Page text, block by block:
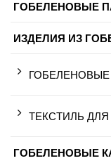
ГОБЕЛЕНОВЫЕ
ИЗДЕЛИЯ ИЗ
ТЕКСТИЛЬ
ГОБЕЛЕНОВЫЕ